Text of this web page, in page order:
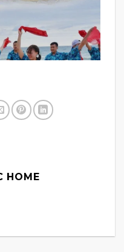
HOME